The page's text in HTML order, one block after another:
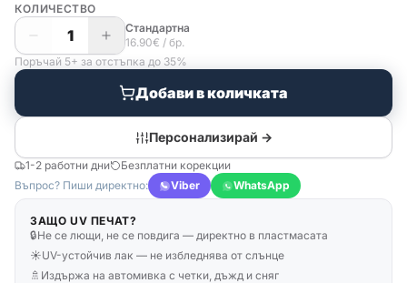
КОЛИЧЕСТВО
1
Стандартна
16.90€ / бр.
Поръчай 5+ за отстъпка до 35%
Добави в количката
Персонализирай →
1-2 работни дни
Безплатни корекции
Въпрос? Пиши директно:
Viber WhatsApp
ЗАЩО UV ПЕЧАТ?
🔒Не се лющи, не се повдига — директно в пластмасата
☀️UV-устойчив лак — не избледнява от слънце
🚿 Издържа на автомивка с четки, дъжд и сняг